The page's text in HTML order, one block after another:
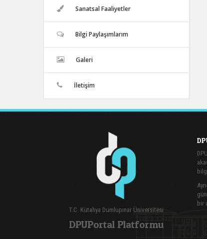
Sanatsal Faaliyetler
Bilgi Paylaşımlarım
Galeri
İletişim
T.C. Kütahya Dumlupınar Üniversitesi
DPUPortal Platformu
bir